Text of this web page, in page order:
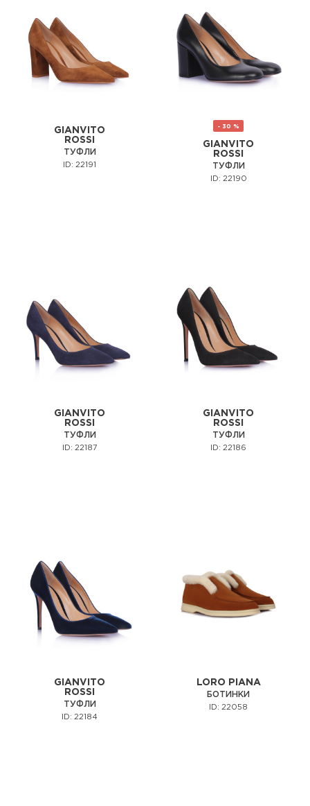
GIANVITO
ROSSI
ТУФЛИ
ID: 22191
- 30 %
GIANVITO
ROSSI
ТУФЛИ
ID: 22190
GIANVITO
ROSSI
ТУФЛИ
ID: 22187
GIANVITO
ROSSI
ТУФЛИ
ID: 22186
GIANVITO
ROSSI
ТУФЛИ
ID: 22184
LORO PIANA
БОТИНКИ
ID: 22058